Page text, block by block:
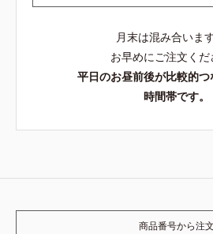
月末は混み合いま
お早めにご注文くだ
平日のお昼前後が比較的
時間帯です。
商品番号から注文